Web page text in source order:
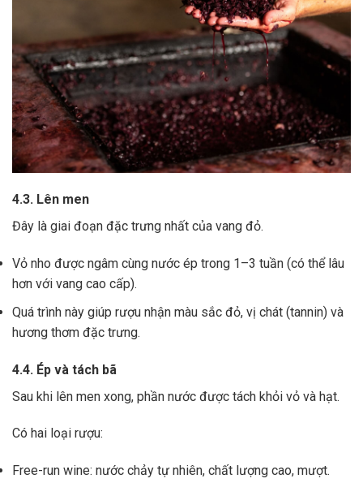
4.3. Lên men
Đây là giai đoạn đặc trưng nhất của vang đỏ.
Vỏ nho được ngâm cùng nước ép trong 1–3 tuần (có thể lâu
hơn với vang cao cấp).
Quá trình này giúp rượu nhận màu sắc đỏ, vị chát (tannin) và
hương thơm đặc trưng.
4.4. Ép và tách bã
Sau khi lên men xong, phần nước được tách khỏi vỏ và hạt.
Có hai loại rượu:
Free-run wine: nước chảy tự nhiên, chất lượng cao, mượt.